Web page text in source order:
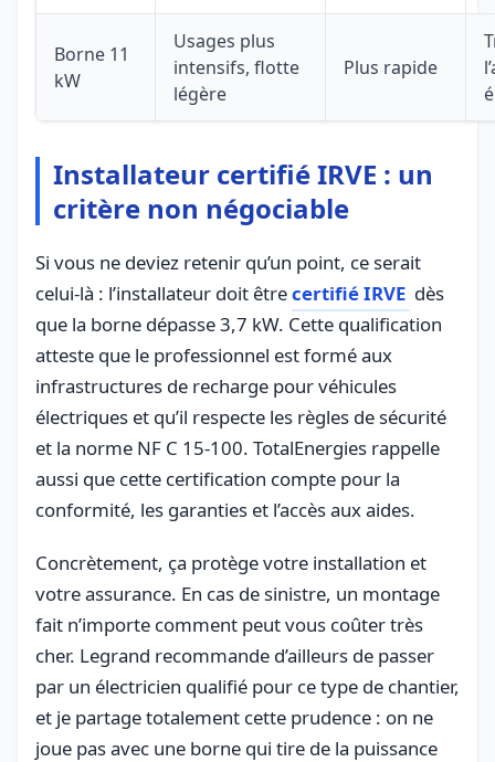
Borne 11
kW
Usages plus
intensifs, flotte
légère
Plus rapide
Installateur certifié IRVE : un
critère non négociable
Si vous ne deviez retenir qu’un point, ce serait
celui-là : l’installateur doit êtrecertifié IRVE dès
que la borne dépasse 3,7 kW. Cette qualification
atteste que le professionnel est formé aux
infrastructures de recharge pour véhicules
électriques et qu’il respecte les règles de sécurité
et la norme NF C 15-100. TotalEnergies rappelle
aussi que cette certification compte pour la
conformité, les garanties et l’accès aux aides.
Concrètement, ça protège votre installation et
votre assurance. En cas de sinistre, un montage
fait n’importe comment peut vous coûter très
cher. Legrand recommande d’ailleurs de passer
par un électricien qualifié pour ce type de chantier,
et je partage totalement cette prudence : on ne
joue pas avec une borne qui tire de la puissance